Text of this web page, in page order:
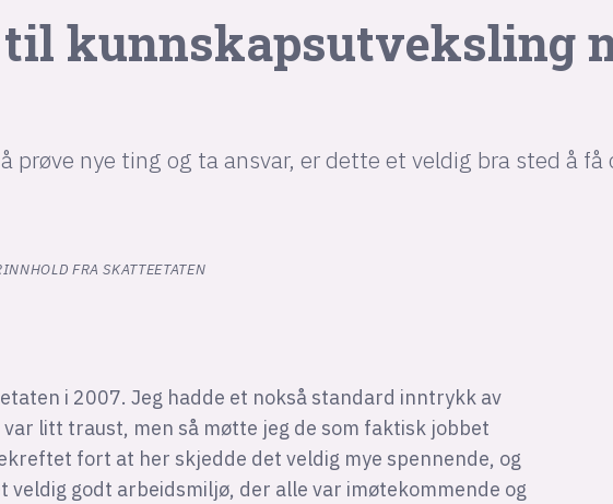
kunnskapsutveksling
prøve nye ting og ta ansvar, er dette et veldig bra sted å få
FRA SKATTEETATEN
i 2007. Jeg hadde et nokså standard inntrykk av
litt traust, men så møtte jeg de som faktisk jobbet
fort at her skjedde det veldig mye spennende, og
veldig godt arbeidsmiljø, der alle var imøtekommende og